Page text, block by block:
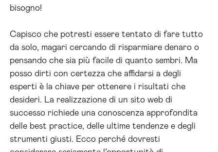
bisogno!
Capisco che potresti essere tentato di fare tutto
da solo, magari cercando di risparmiare denaro o
pensando che sia più facile di quanto sembri. Ma
posso dirti con certezza che affidarsi a degli
esperti è la chiave per ottenere i risultati che
desideri. La realizzazione di un sito web di
successo richiede una conoscenza approfondita
delle best practice, delle ultime tendenze e degli
strumenti giusti. Ecco perché dovresti